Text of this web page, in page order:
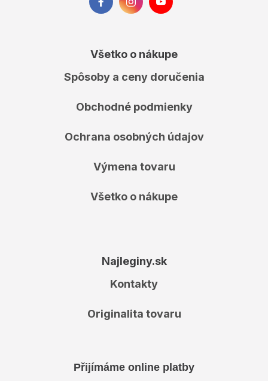
Všetko o nákupe
Spôsoby a ceny doručenia
Obchodné podmienky
Ochrana osobných údajov
Výmena tovaru
Všetko o nákupe
Najleginy.sk
Kontakty
Originalita tovaru
Přijímáme online platby